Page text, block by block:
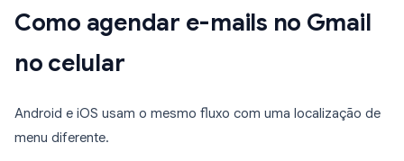
Como agendar e-mails no Gmail
no celular
Android e iOS usam o mesmo fluxo com uma localização de
menu diferente.